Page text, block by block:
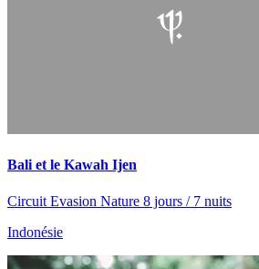
Bali et le Kawah Ijen
Circuit Evasion Nature 8 jours / 7 nuits
Indonésie